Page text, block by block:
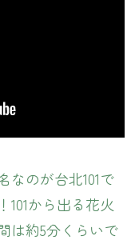
なのが台北101で
101から出る花火
は約5分くらいで